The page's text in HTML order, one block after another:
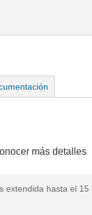
más detalles
extendida hasta el 15